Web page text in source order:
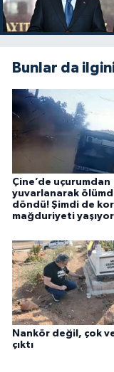
Bunlar da
Çine’de uçurumdan
yuvarlanarak
döndü! Şimdi de
mağduriyeti yaşıyor
Nankör değil, çok
çıktı